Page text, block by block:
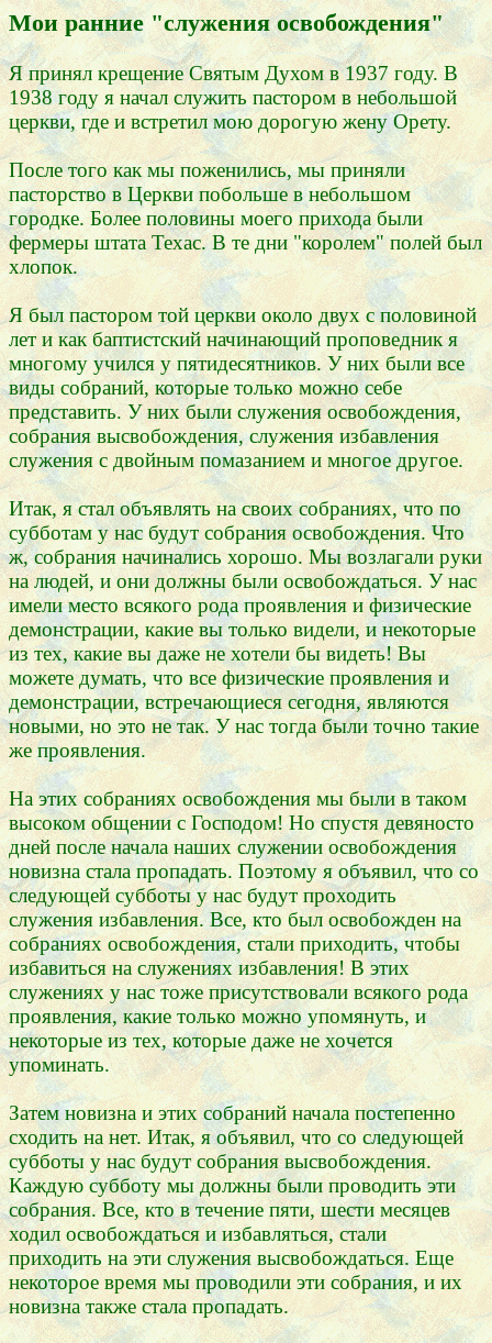
Мои ранние "служения освобождения"
Я принял крещение Святым Духом в 1937 году. В
1938 году я начал служить пастором в небольшой
церкви, где и встретил мою дорогую жену Орету.
После того как мы поженились, мы приняли
пасторство в Церкви побольше в небольшом
городке. Более половины моего прихода были
фермеры штата Техас. В те дни "королем" полей был
хлопок.
Я был пастором той церкви около двух с половиной
лет и как баптистский начинающий проповедник я
многому учился у пятидесятников. У них были все
виды собраний, которые только можно себе
представить. У них были служения освобождения,
собрания высвобождения, служения избавления
служения с двойным помазанием и многое другое.
Итак, я стал объявлять на своих собраниях, что по
субботам у нас будут собрания освобождения. Что
ж, собрания начинались хорошо. Мы возлагали руки
на людей, и они должны были освобождаться. У нас
имели место всякого рода проявления и физические
демонстрации, какие вы только видели, и некоторые
из тех, какие вы даже не хотели бы видеть! Вы
можете думать, что все физические проявления и
демонстрации, встречающиеся сегодня, являются
новыми, но это не так. У нас тогда были точно такие
же проявления.
На этих собраниях освобождения мы были в таком
высоком общении с Господом! Но спустя девяносто
дней после начала наших служении освобождения
новизна стала пропадать. Поэтому я объявил, что со
следующей субботы у нас будут проходить
служения избавления. Все, кто был освобожден на
собраниях освобождения, стали приходить, чтобы
избавиться на служениях избавления! В этих
служениях у нас тоже присутствовали всякого рода
проявления, какие только можно упомянуть, и
некоторые из тех, которые даже не хочется
упоминать.
Затем новизна и этих собраний начала постепенно
сходить на нет. Итак, я объявил, что со следующей
субботы у нас будут собрания высвобождения.
Каждую субботу мы должны были проводить эти
собрания. Все, кто в течение пяти, шести месяцев
ходил освобождаться и избавляться, стали
приходить на эти служения высвобождаться. Еще
некоторое время мы проводили эти собрания, и их
новизна также стала пропадать.